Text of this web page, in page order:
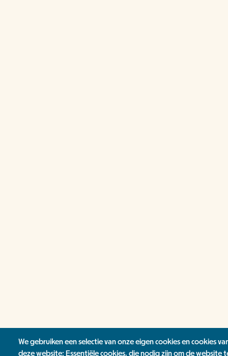
We gebruiken een selectie van onze eigen cookies en cookies
deze website: Essentiële cookies, die nodig zijn om de website